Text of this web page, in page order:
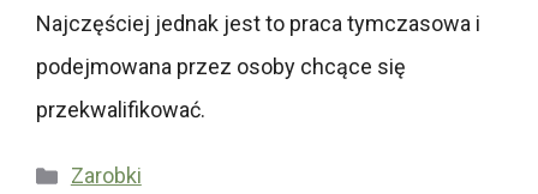
Najczęściej jednak jest to praca tymczasowa i
podejmowana przez osoby chcące się
przekwalifikować.
Kategorie
Zarobki